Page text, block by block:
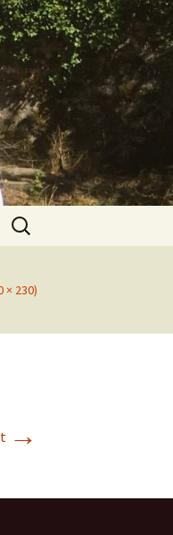
Rechercher :
× 230)
→